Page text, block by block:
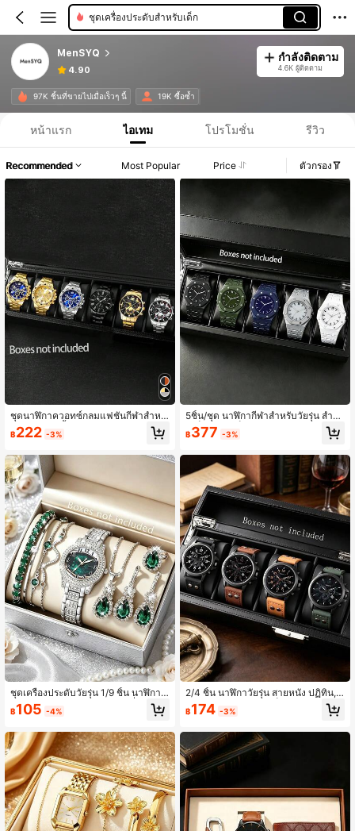
ชุดเครื่องประดับสำหรับเด็ก
MenSYQ
4.90
กำลังติดตาม
4.6K ผู้ติดตาม
97K ชิ้นที่ขายไปเมื่อเร็วๆ นี้ 19K ซื้อซ้ำ
หน้าแรก ไอเทม โปรโมชั่น รีวิว
Recommended Most Popular Price ตัวกรอง
ชุดนาฬิกาควอทซ์กลมแฟชั่นกีฬาสำหรั
บผู้ชาย 3/6 ชิ้น พร้อมสายสแตนเลส เห
มาะสำหรับของขวัญวันวาเลนไทน์ อีสเ
฿222 -3%
ชุดเครื่องประดับวัยรุ่น 1/9 ชิ้น นาฬิกาส
ายโซ่ประดับพลอยเทียมและเครื่องประดั
บลายงูฝังพลอยเทียม สีทอง/เงิน แฟชั่นร
฿105 -4%
5ชิ้น/ชุด นาฬิกากีฬาสำหรับวัยรุ่น สำหรั
บเด็กผู้ชาย เด็กผู้หญิง และคู่รัก แบตเตอ
รี่ไม่สามารถชาร์จได้ เหมาะสำหรับการเ
฿377 -3%
2/4 ชิ้น นาฬิกาวัยรุ่น สายหนัง ปฏิทิน, กี
ฬาและลำลองสำหรับเด็กผู้ชาย, ชุดของ
ขวัญ
฿174 -3%